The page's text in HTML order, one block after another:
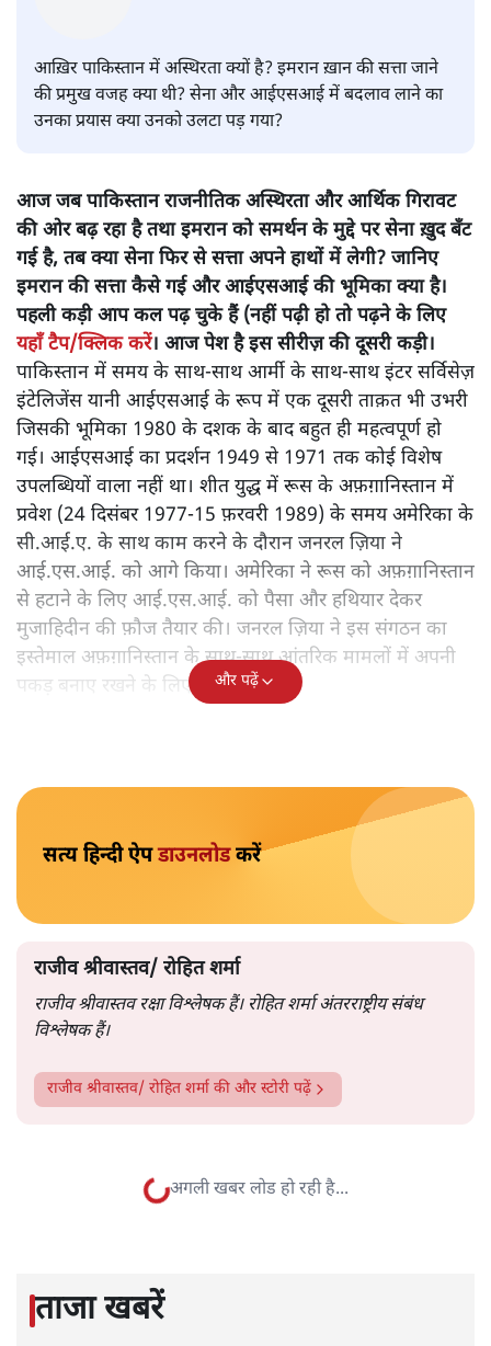
खेल?
दुनिया| राजीव श्रीवास्तव/ रोहित शर्मा| 23 NOV, 2022
राजीव श्रीवास्तव/ रोहित शर्मा
आख़िर पाकिस्तान में अस्थिरता क्यों है? इमरान ख़ान की सत्ता जाने
की प्रमुख वजह क्या थी? सेना और आईएसआई में बदलाव लाने का
उनका प्रयास क्या उनको उलटा पड़ गया?
की ओर बढ़ रहा है तथा इमरान को समर्थन के मुद्दे पर सेना ख़ुद बँट
गई है, तब क्या सेना फिर से सत्ता अपने हाथों में लेगी? जानिए
इमरान की सत्ता कैसे गई और आईएसआई की भूमिका क्या है।
पहली कड़ी आप कल पढ़ चुके हैं (नहीं पढ़ी हो तो पढ़ने के लिए
यहाँ टैप/क्लिक करें
। आज पेश है इस सीरीज़ की दूसरी कड़ी।
इंटेलिजेंस यानी आईएसआई के रूप में एक दूसरी ताक़त भी उभरी
जिसकी भूमिका 1980 के दशक के बाद बहुत ही महत्वपूर्ण हो
गई। आईएसआई का प्रदर्शन 1949 से 1971 तक कोई विशेष
प्रवेश (24 दिसंबर 1977-15 फ़रवरी 1989) के समय अमेरिका के
सी.आई.ए. के साथ काम करने के दौरान जनरल ज़िया ने
मुजाहिदीन की फ़ौज तैयार की। जनरल ज़िया ने इस संगठन का